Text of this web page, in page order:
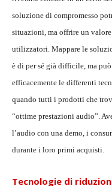
soluzione di compromesso
situazioni, ma offrire un
utilizzatori. Mappare le
è di per sé già difficile, ma
efficacemente le differenti
quando tutti i prodotti che
“ottime prestazioni audio”.
l’audio con una demo, i
durante i loro primi acquisti.
Tecnologie di